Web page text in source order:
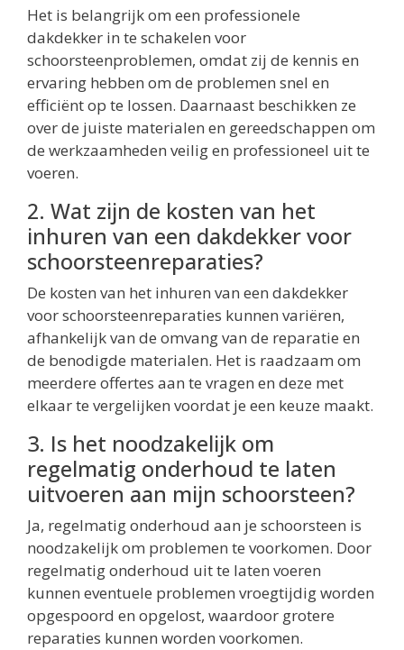
Het is belangrijk om een professionele
dakdekker in te schakelen voor
schoorsteenproblemen, omdat zij de kennis en
ervaring hebben om de problemen snel en
efficiënt op te lossen. Daarnaast beschikken ze
over de juiste materialen en gereedschappen om
de werkzaamheden veilig en professioneel uit te
voeren.
2. Wat zijn de kosten van het
inhuren van een dakdekker voor
schoorsteenreparaties?
De kosten van het inhuren van een dakdekker
voor schoorsteenreparaties kunnen variëren,
afhankelijk van de omvang van de reparatie en
de benodigde materialen. Het is raadzaam om
meerdere offertes aan te vragen en deze met
elkaar te vergelijken voordat je een keuze maakt.
3. Is het noodzakelijk om
regelmatig onderhoud te laten
uitvoeren aan mijn schoorsteen?
Ja, regelmatig onderhoud aan je schoorsteen is
noodzakelijk om problemen te voorkomen. Door
regelmatig onderhoud uit te laten voeren
kunnen eventuele problemen vroegtijdig worden
opgespoord en opgelost, waardoor grotere
reparaties kunnen worden voorkomen.